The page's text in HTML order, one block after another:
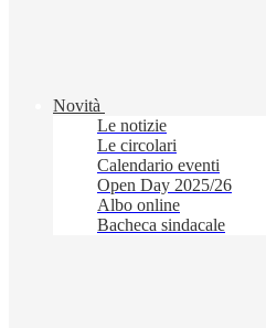
Novità
Le notizie
Le circolari
Calendario eventi
Open Day 2025/26
Albo online
Bacheca sindacale